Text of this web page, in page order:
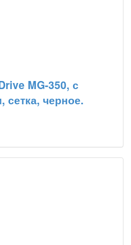
MG-350, с
сетка, черное.